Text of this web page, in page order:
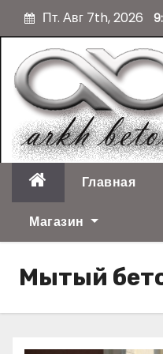
с
о
Пт. Авг 7th, 2026
Главная
Магазин
Мытый